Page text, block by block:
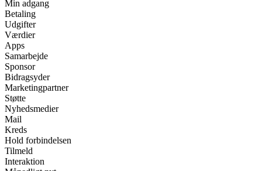
Min adgang
Betaling
Udgifter
Værdier
Apps
Samarbejde
Sponsor
Bidragsyder
Marketingpartner
Støtte
Nyhedsmedier
Mail
Kreds
Hold forbindelsen
Tilmeld
Interaktion